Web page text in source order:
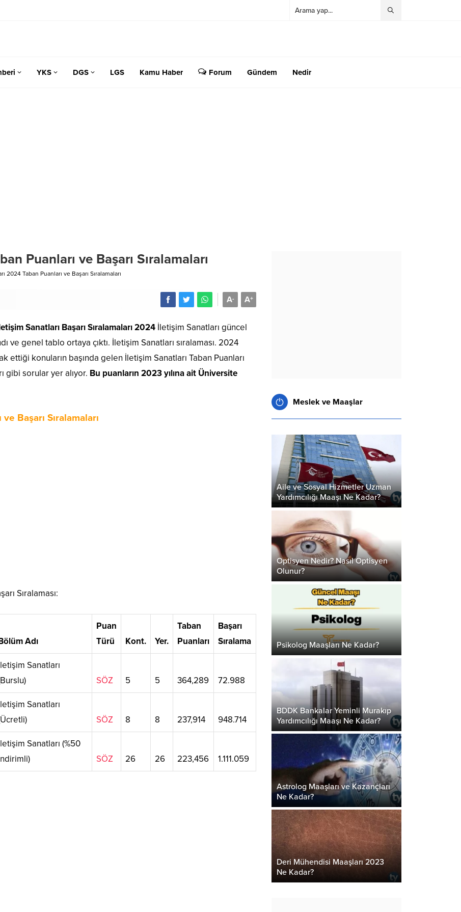
YKS DGS LGS Kamu Haber Forum Gündem Nedir
Puanları ve Başarı Sıralamaları
2024 Taban Puanları ve Başarı Sıralamaları
A+
A-
Sanatları Başarı Sıralamaları 2024 İletişim Sanatları güncel
ve genel tablo ortaya çıktı. İletişim Sanatları sıralaması. 2024
ettiği konuların başında gelen İletişim Sanatları Taban Puanları
gibi sorular yer alıyor. Bu puanların 2023 yılına ait Üniversite
Başarı Sıralamaları
Sıralaması:
Adı
Puan
Türü
Kont. Yer.
Taban
Puanları
Başarı
Sıralama
Sanatları
SÖZ 5 5 364,289 72.988
Sanatları
SÖZ 8 8 237,914 948.714
Sanatları (%50
SÖZ 26 26 223,456 1.111.059
Meslek ve Maaşlar
Aile ve Sosyal Hizmetler Uzman
Yardımcılığı Maaşı Ne Kadar?
Optisyen Nedir? Nasıl Optisyen
Olunur?
Psikolog Maaşları Ne Kadar?
BDDK Bankalar Yeminli Murakıp
Yardımcılığı Maaşı Ne Kadar?
Astrolog Maaşları ve Kazançları
Ne Kadar?
Deri Mühendisi Maaşları 2023
Ne Kadar?